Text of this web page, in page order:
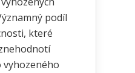
podíl
které
vyhozeného